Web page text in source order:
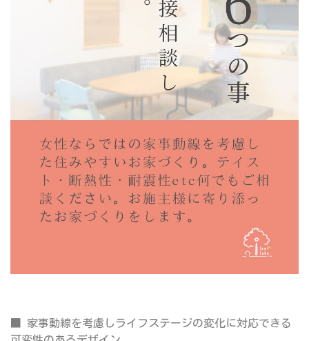
■ 家事動線を考慮しライフステージの変化に対応できる